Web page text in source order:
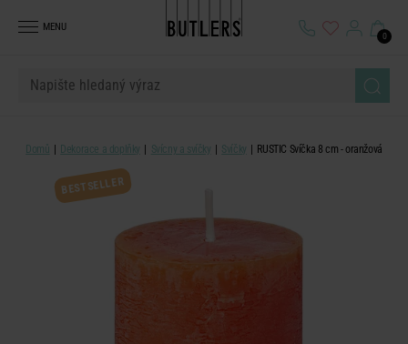
MENU
0
Domů Dekorace a doplňky Svícny a svíčky Svíčky RUSTIC Svíčka 8 cm - oranžová
BESTSELLER